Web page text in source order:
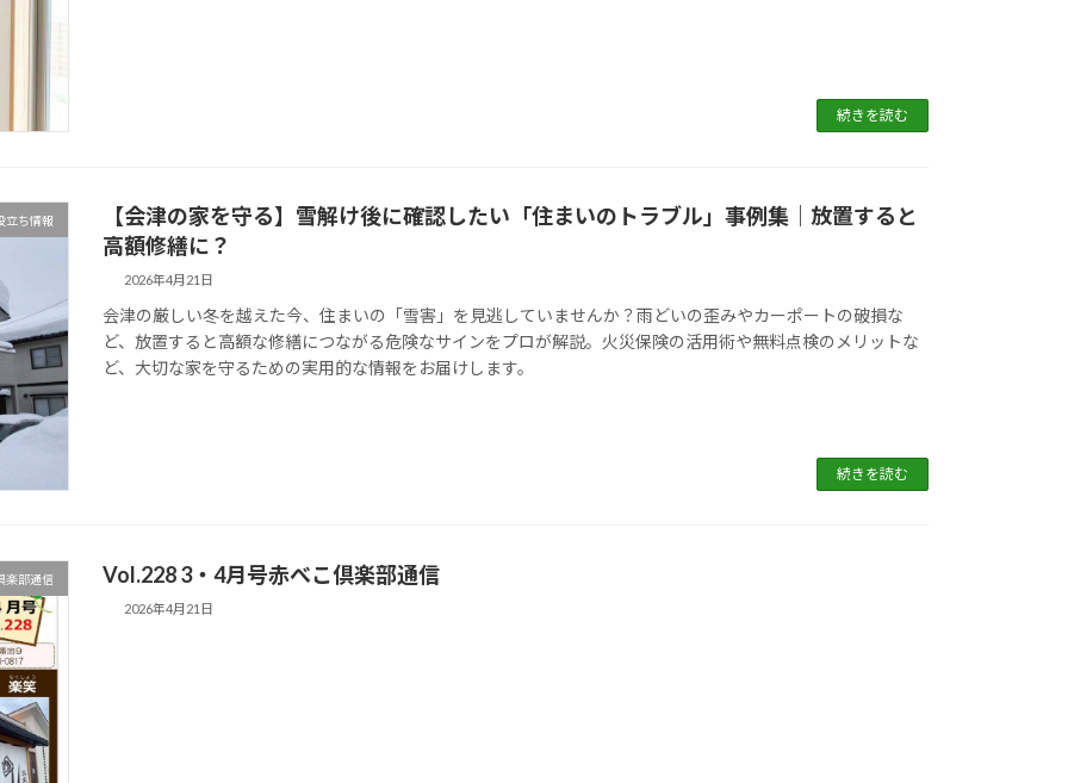
続きを読む
立ち情報
【会津の家を守る】雪解け後に確認したい「住まいのトラブル」事例集｜放置すると
高額修繕に？
2026年4月21日
会津の厳しい冬を越えた今、住まいの「雪害」を見逃していませんか？雨どいの歪みやカーポートの破損な
ど、放置すると高額な修繕につながる危険なサインをプロが解説。火災保険の活用術や無料点検のメリットな
ど、大切な家を守るための実用的な情報をお届けします。
続きを読む
楽部通信 Vol.228 3・4月号赤べこ倶楽部通信
2026年4月21日